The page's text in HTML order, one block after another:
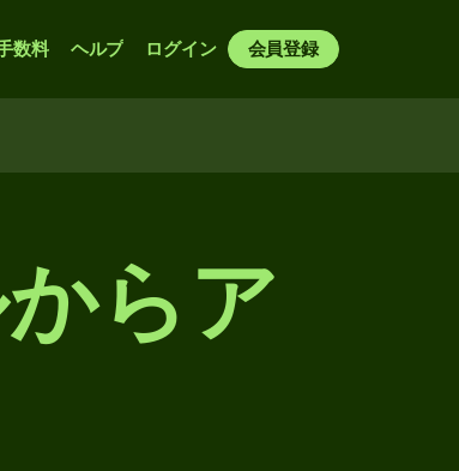
数料 ヘルプ ログイン 会員登録
らア